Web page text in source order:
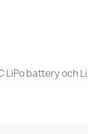
LiPo battery och